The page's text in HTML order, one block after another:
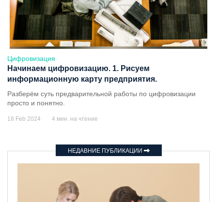
Цифровизация
Начинаем цифровизацию. 1. Рисуем
информационную карту предприятия.
Разберём суть предварительной работы по цифровизации
просто и понятно.
18 Feb 2024 4 мин. на чтение
НЕДАВНИЕ ПУБЛИКАЦИИ